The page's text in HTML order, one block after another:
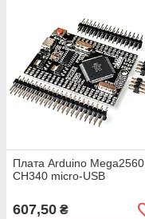
Плата Arduino Mega2560
CH340 micro-USB
607,50 ₴